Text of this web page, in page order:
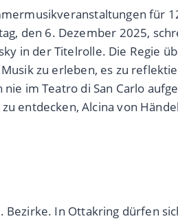
für
den 6. Dezember 2025,
in der Titelrolle. Die Regie
Musik zu erleben, es zu
im Teatro di San Carlo
entdecken, Alcina von
Bezirke. In Ottakring dürfen